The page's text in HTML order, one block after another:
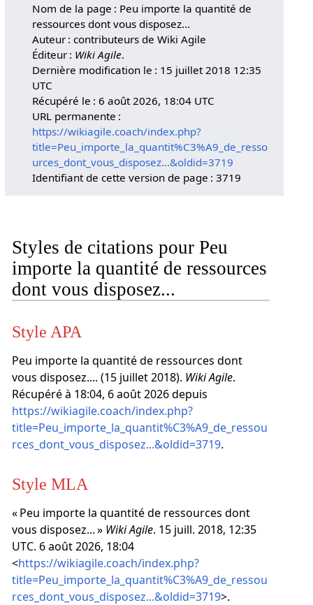
Nom de la page : Peu importe la quantité de
ressources dont vous disposez...
Auteur : contributeurs de Wiki Agile
Éditeur : Wiki Agile.
Dernière modification le : 15 juillet 2018 12:35
UTC
Récupéré le : 6 août 2026, 18:04 UTC
URL permanente :
https://wikiagile.coach/index.php?
title=Peu_importe_la_quantit%C3%A9_de_resso
urces_dont_vous_disposez...&oldid=3719
Identifiant de cette version de page : 3719
Styles de citations pour Peu
importe la quantité de ressources
dont vous disposez...
Style APA
Peu importe la quantité de ressources dont
vous disposez.... (15 juillet 2018). Wiki Agile.
Récupéré à 18:04, 6 août 2026 depuis
https://wikiagile.coach/index.php?
title=Peu_importe_la_quantit%C3%A9_de_ressou
rces_dont_vous_disposez...&oldid=3719.
Style MLA
« Peu importe la quantité de ressources dont
vous disposez... » Wiki Agile. 15 juill. 2018, 12:35
UTC. 6 août 2026, 18:04
<https://wikiagile.coach/index.php?
title=Peu_importe_la_quantit%C3%A9_de_ressou
rces_dont_vous_disposez...&oldid=3719>.